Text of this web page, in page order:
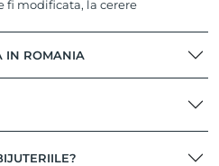
modificata, la cerere
IN ROMANIA